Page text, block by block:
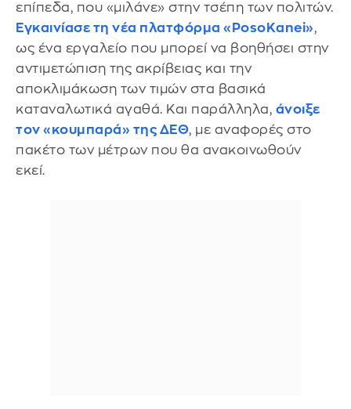
επίπεδα, που «μιλάνε» στην τσέπη των πολιτών.
Εγκαινίασε τη νέα πλατφόρμα «PosoKanei»,
ως ένα εργαλείο που μπορεί να βοηθήσει στην
αντιμετώπιση της ακρίβειας και την
αποκλιμάκωση των τιμών στα βασικά
καταναλωτικά αγαθά. Και παράλληλα, άνοιξε
τον «κουμπαρά» της ΔΕΘ, με αναφορές στο
πακέτο των μέτρων που θα ανακοινωθούν
εκεί.